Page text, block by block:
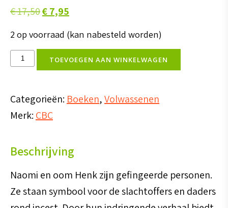
€17,50Oorspronkelijke
€ 17,50.
€7,95
is:
€ 7,95.
2 op voorraad (kan nabesteld worden)
Naomi
brak
haar
aantal
TOEVOEGEN AAN WINKELWAGEN
Categorieën: Boeken,Volwassenen
Merk: CBC
Beschrijving
Naomi en oom Henk zijn gefingeerde personen.
Ze staan symbool voor de slachtoffers en daders